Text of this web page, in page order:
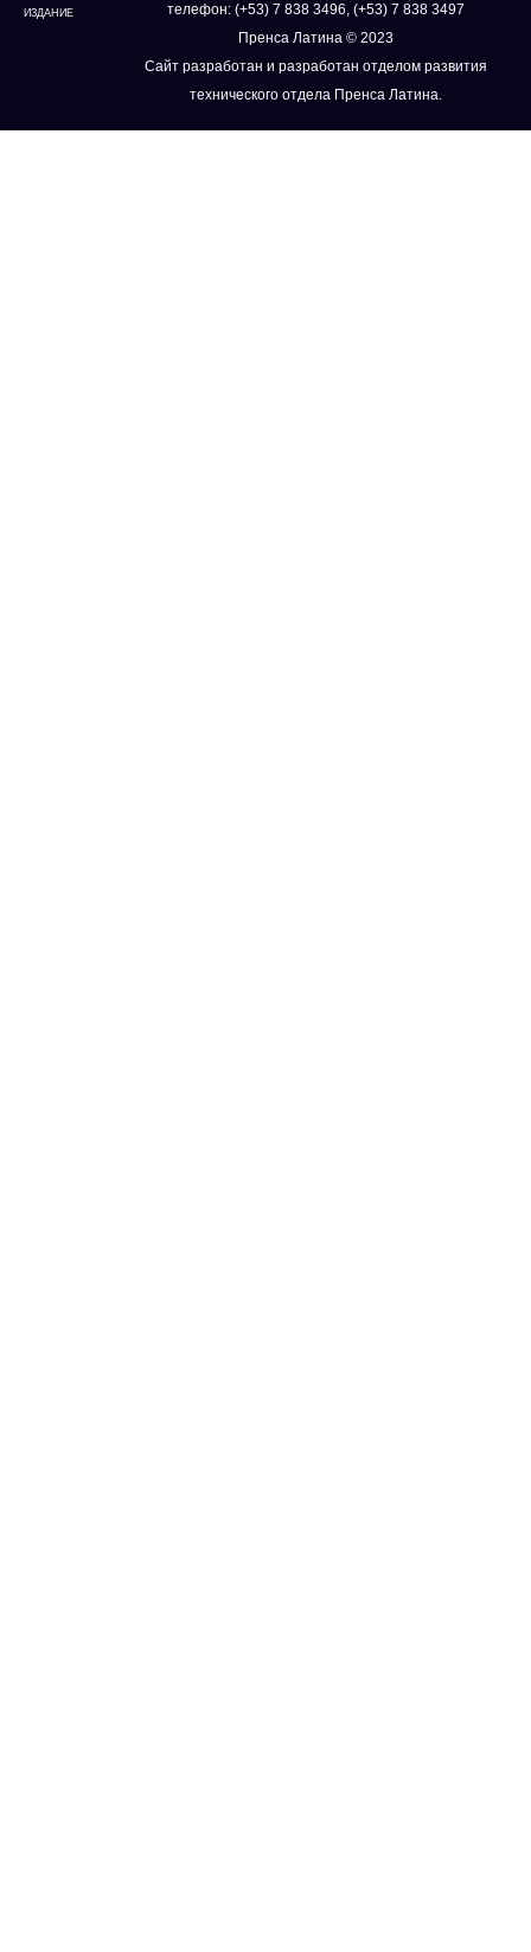
ИЗДАНИЕ
телефон: (+53) 7 838 3496, (+53) 7 838 3497
Пренса Латина © 2023
Сайт разработан и разработан отделом развития
технического отдела Пренса Латина.